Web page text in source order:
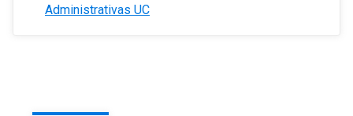
Administrativas UC